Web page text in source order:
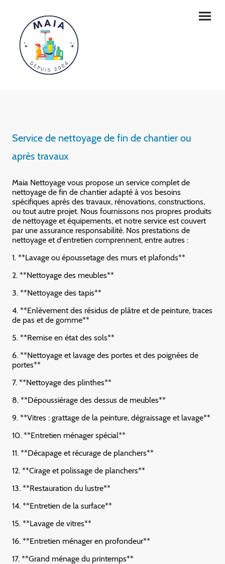
Service de nettoyage de fin de chantier ou
après travaux
Maia Nettoyage vous propose un service complet de
nettoyage de fin de chantier adapté à vos besoins
spécifiques après des travaux, rénovations, constructions,
ou tout autre projet. Nous fournissons nos propres produits
de nettoyage et équipements, et notre service est couvert
par une assurance responsabilité. Nos prestations de
nettoyage et d'entretien comprennent, entre autres :
1. **Lavage ou époussetage des murs et plafonds**
2. **Nettoyage des meubles**
3. **Nettoyage des tapis**
4. **Enlèvement des résidus de plâtre et de peinture, traces
de pas et de gomme**
5. **Remise en état des sols**
6. **Nettoyage et lavage des portes et des poignées de
portes**
7. **Nettoyage des plinthes**
8. **Dépoussiérage des dessus de meubles**
9. **Vitres : grattage de la peinture, dégraissage et lavage**
10. **Entretien ménager spécial**
11. **Décapage et récurage de planchers**
12. **Cirage et polissage de planchers**
13. **Restauration du lustre**
14. **Entretien de la surface**
15. **Lavage de vitres**
16. **Entretien ménager en profondeur**
17. **Grand ménage du printemps**